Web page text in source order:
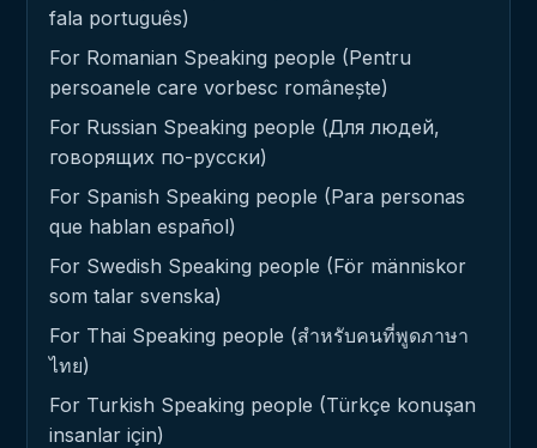
fala português)
For Romanian Speaking people (Pentru
persoanele care vorbesc românește)
For Russian Speaking people (Для людей,
говорящих по-русски)
For Spanish Speaking people (Para personas
que hablan español)
For Swedish Speaking people (För människor
som talar svenska)
For Thai Speaking people (สำหรับคนที่พูดภาษา
ไทย)
For Turkish Speaking people (Türkçe konuşan
insanlar için)